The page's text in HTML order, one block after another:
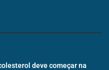
deve começar na